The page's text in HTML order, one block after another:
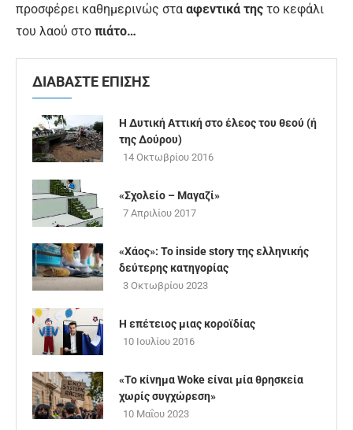
προσφέρει καθημερινώς στα αφεντικά της το κεφάλι
του λαού στο πιάτο…
ΔΙΑΒΑΣΤΕ ΕΠΙΣΗΣ
Η Δυτική Αττική στο έλεος του θεού (ή
της Δούρου)
14 Οκτωβρίου 2016
«Σχολείο – Μαγαζί»
7 Απριλίου 2017
«Χάος»: Το inside story της ελληνικής
δεύτερης κατηγορίας
3 Οκτωβρίου 2023
Η επέτειος μιας κοροϊδίας
10 Ιουλίου 2016
«Το κίνημα Woke είναι μία θρησκεία
χωρίς συγχώρεση»
10 Μαΐου 2023